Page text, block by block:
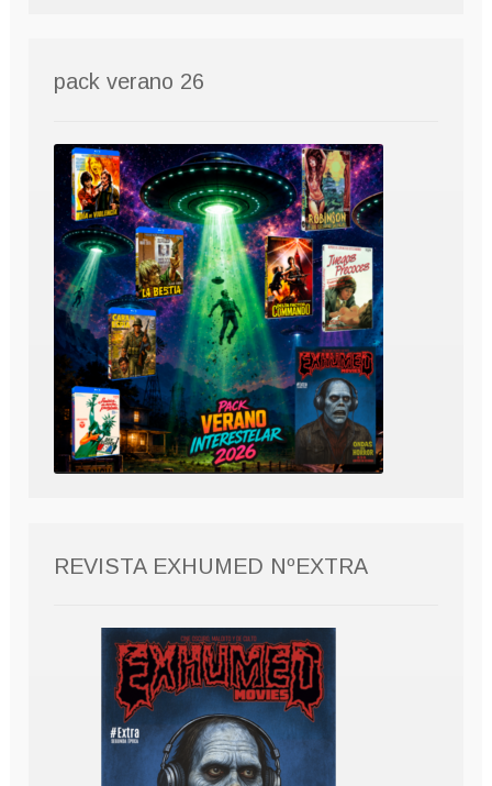
pack verano 26
REVISTA EXHUMED NºEXTRA